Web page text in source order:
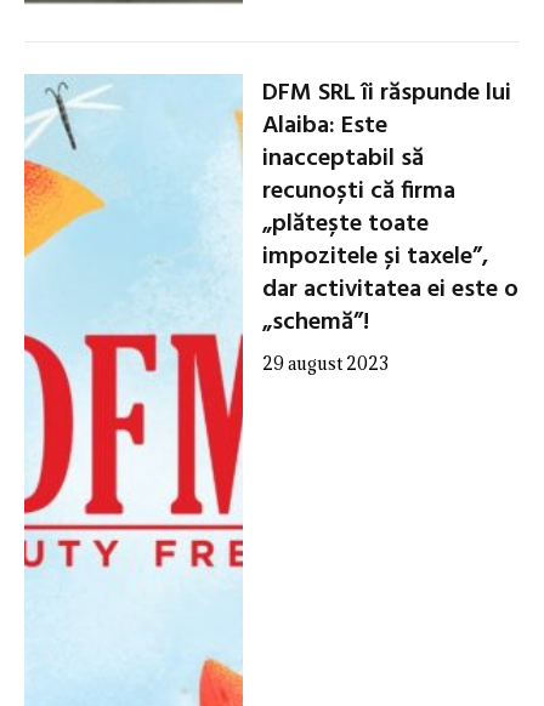
DFM SRL îi răspunde lui
Alaiba: Este
inacceptabil să
recunoști că firma
„plătește toate
impozitele și taxele”,
dar activitatea ei este o
„schemă”!
29 august 2023